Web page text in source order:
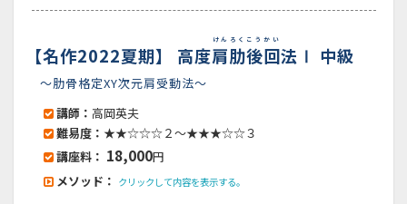
【名作2022夏期】 高度肩肋後回
けんろくこうかい
法Ⅰ 中級
～肋骨格定XY次元肩受動法～
講師： 高岡英夫
難易度： ★★☆☆☆２～★★★☆☆３
講座料： 18,000円
メソッド： クリックして内容を表示する。